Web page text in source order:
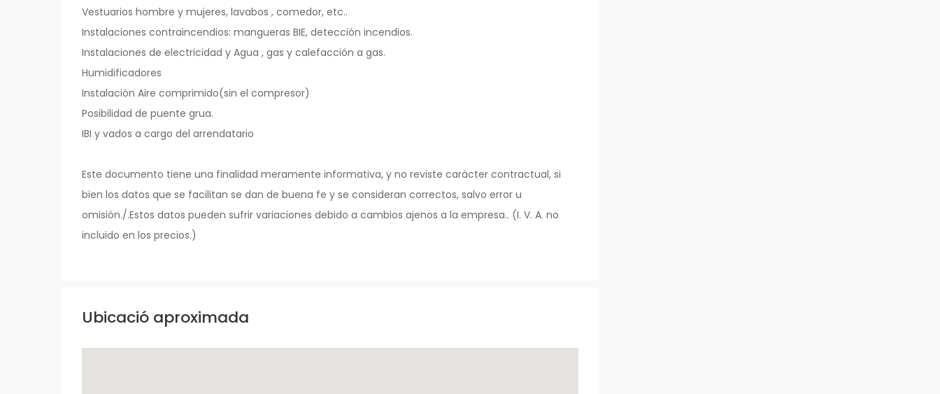
Vestuarios hombre y mujeres, lavabos , comedor, etc..
Instalaciones contraincendios: mangueras BIE, detección incendios.
Instalaciones de electricidad y Agua , gas y calefacción a gas.
Humidificadores
Instalación Aire comprimido(sin el compresor)
Posibilidad de puente grua.
IBI y vados a cargo del arrendatario
Este documento tiene una finalidad meramente informativa, y no reviste carácter contractual, si
bien los datos que se facilitan se dan de buena fe y se consideran correctos, salvo error u
omisión./.Estos datos pueden sufrir variaciones debido a cambios ajenos a la empresa.. (I. V. A. no
incluido en los precios.)
Ubicació aproximada